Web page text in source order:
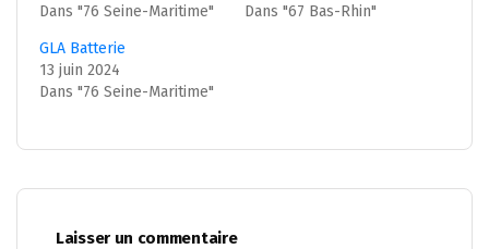
Dans "76 Seine-Maritime"
Dans "67 Bas-Rhin"
GLA Batterie
13 juin 2024
Dans "76 Seine-Maritime"
Laisser un commentaire